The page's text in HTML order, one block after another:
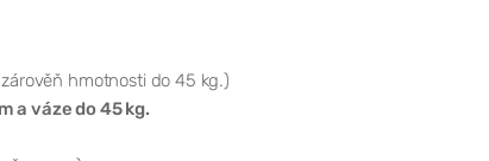
hmotnosti do 45 kg.)
a váze do 45 kg.